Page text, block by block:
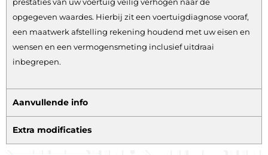
opgegeven waardes. Hierbij zit een voertuigdiagnose vooraf,
een maatwerk afstelling rekening houdend met uw eisen en
wensen en een vermogensmeting inclusief uitdraai
inbegrepen.
Aanvullende info
Extra modificaties